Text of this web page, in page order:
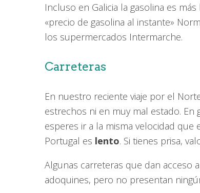
Incluso en Galicia la gasolina es
«precio de gasolina al instante»
los supermercados Intermarche.
Carreteras
En nuestro reciente viaje por el
estrechos ni en muy mal estado. En
esperes ir a la misma velocidad que
Portugal es lento. Si tienes prisa,
Algunas carreteras que dan acceso
adoquines, pero no presentan